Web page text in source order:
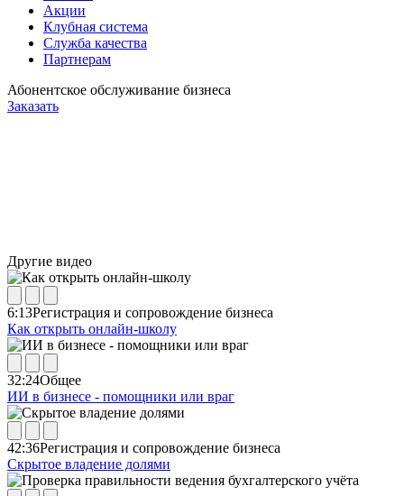
Акции
Клубная система
Служба качества
Партнерам
Абонентское обслуживание бизнеса
Заказать
Другие видео
6:13Регистрация и сопровождение бизнеса
Как открыть онлайн-школу
32:24Общее
ИИ в бизнесе - помощники или враг
42:36Регистрация и сопровождение бизнеса
Скрытое владение долями